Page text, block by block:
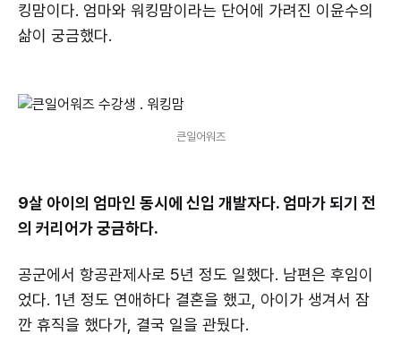
킹맘이다. 엄마와 워킹맘이라는 단어에 가려진 이윤수의
삶이 궁금했다.
큰일어워즈
9살 아이의 엄마인 동시에 신입 개발자다. 엄마가 되기 전
의 커리어가 궁금하다.
공군에서 항공관제사로 5년 정도 일했다. 남편은 후임이
었다. 1년 정도 연애하다 결혼을 했고, 아이가 생겨서 잠
깐 휴직을 했다가, 결국 일을 관뒀다.